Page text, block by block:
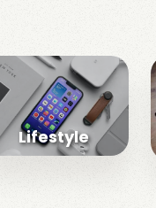
Lifestyle